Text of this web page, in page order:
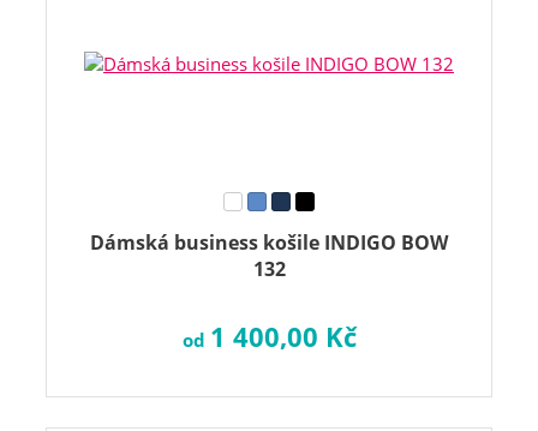
Dámská business košile INDIGO BOW
132
od 1 400,00 Kč